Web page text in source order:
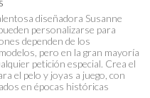
diseñadora Susanne
personalizarse para
dependen de los
pero en la gran mayoría
petición especial. Crea el
el pelo y joyas a juego, con
en épocas históricas